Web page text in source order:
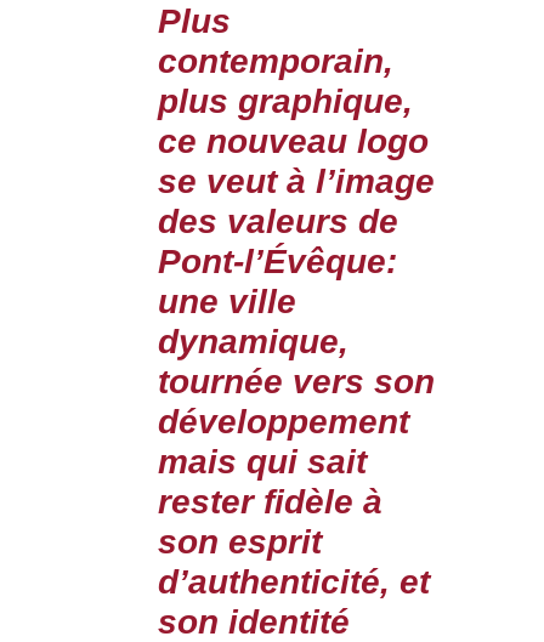
Plus
contemporain,
plus graphique,
ce nouveau logo
se veut à l’image
des valeurs de
Pont-l’Évêque:
une ville
dynamique,
tournée vers son
développement
mais qui sait
rester fidèle à
son esprit
d’authenticité, et
son identité